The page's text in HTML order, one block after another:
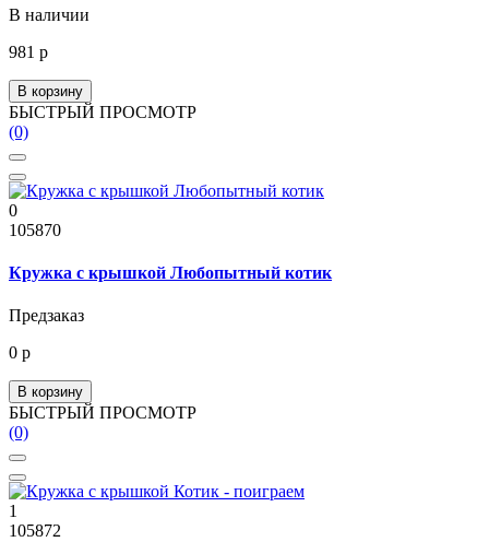
В наличии
981 р
В корзину
БЫСТРЫЙ ПРОСМОТР
(0)
0
105870
Кружка с крышкой Любопытный котик
Предзаказ
0 р
В корзину
БЫСТРЫЙ ПРОСМОТР
(0)
1
105872